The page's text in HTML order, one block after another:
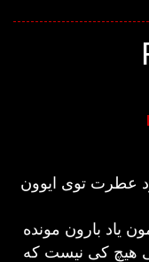
عطرت توی ایوون
یاد بارون مونده
هیچ کی نیست که